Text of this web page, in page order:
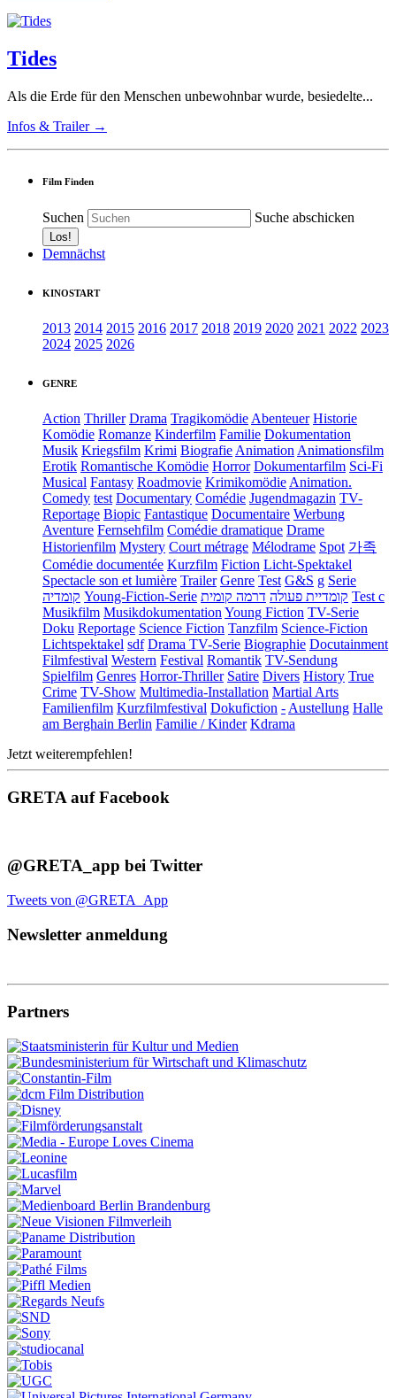
Tides
Als die Erde für den Menschen unbewohnbar wurde, besiedelte...
Infos & Trailer →
Film Finden
Suchen Suche abschicken
Demnächst
KINOSTART
2013 2014 2015 2016 2017 2018 2019 2020 2021 2022 2023
2024 2025 2026
GENRE
Action Thriller Drama Tragikomödie Abenteuer Historie
Komödie Romanze Kinderfilm Familie Dokumentation
Musik Kriegsfilm Krimi Biografie Animation Animationsfilm
Erotik Romantische Komödie Horror Dokumentarfilm Sci-Fi
Musical Fantasy Roadmovie Krimikomödie Animation.
Comedy test Documentary Comédie Jugendmagazin TV-
Reportage Biopic Fantastique Documentaire Werbung
Aventure Fernsehfilm Comédie dramatique Drame
Historienfilm Mystery Court métrage Mélodrame Spot 가족
Comédie documentée Kurzfilm Fiction Licht-Spektakel
Spectacle son et lumière Trailer Genre Test G&S g Serie
קומדיה Young-Fiction-Serie קומדיית פעולה דרמה קומית
Test c
Musikfilm Musikdokumentation Young Fiction TV-Serie
Doku Reportage Science Fiction Tanzfilm Science-Fiction
Lichtspektakel sdf Drama TV-Serie Biographie Docutainment
Filmfestival Western Festival Romantik TV-Sendung
Spielfilm Genres Horror-Thriller Satire Divers History True
Crime TV-Show Multimedia-Installation Martial Arts
Familienfilm Kurzfilmfestival Dokufiction - Austellung Halle
am Berghain Berlin Familie / Kinder Kdrama
Jetzt weiterempfehlen!
GRETA auf Facebook
@GRETA_app bei Twitter
Tweets von @GRETA_App
Newsletter anmeldung
Partners